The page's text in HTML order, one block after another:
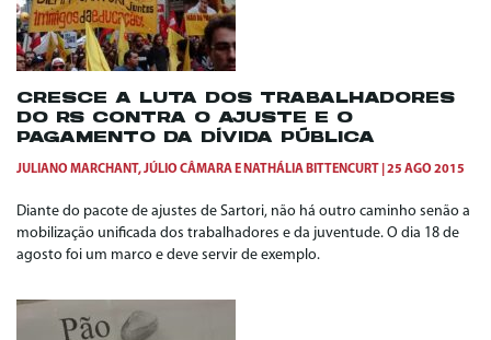
CRESCE A LUTA DOS TRABALHADORES
DO RS CONTRA O AJUSTE E O
PAGAMENTO DA DÍVIDA PÚBLICA
JULIANO MARCHANT,JÚLIO CÂMARA E NATHÁLIA BITTENCURT 25 AGO 2015
Diante do pacote de ajustes de Sartori, não há outro caminho senão a
mobilização unificada dos trabalhadores e da juventude. O dia 18 de
agosto foi um marco e deve servir de exemplo.